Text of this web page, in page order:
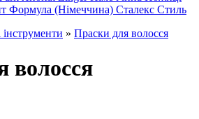
Формула (Німеччина) Сталекс Стиль
інструменти » Праски для волосся
волосся